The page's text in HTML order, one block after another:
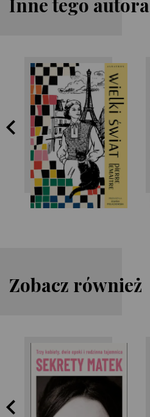
Pierre Lemaitre
Zobacz również
Sophie de Baere